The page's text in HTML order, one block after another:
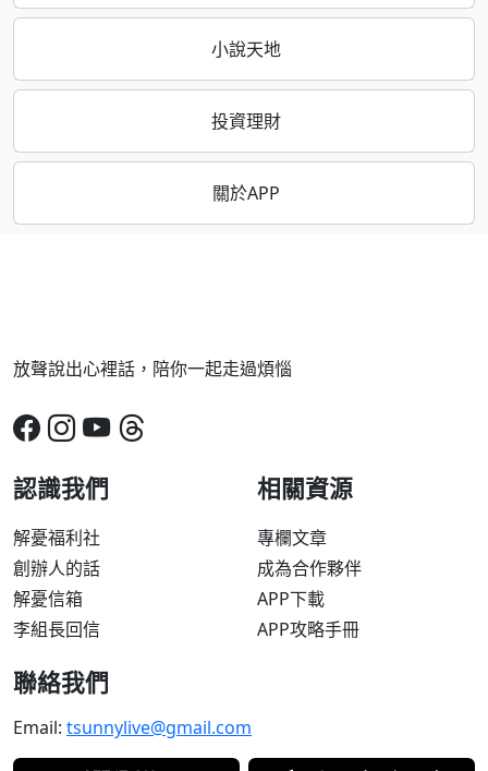
小說天地
投資理財
關於APP
放聲說出心裡話，陪你一起走過煩惱
認識我們
解憂福利社
創辦人的話
解憂信箱
李組長回信
相關資源
專欄文章
成為合作夥伴
APP下載
APP攻略手冊
聯絡我們
Email: tsunnylive@gmail.com